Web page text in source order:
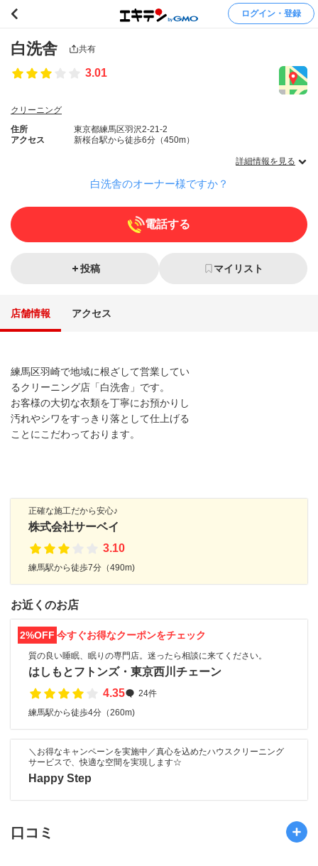
ログイン・登録
白洗舎 共有
3.01
クリーニング
住所
東京都練馬区羽沢2-21-2
アクセス
新桜台駅から徒歩6分（450m）
詳細情報を見る
白洗舎のオーナー様ですか？
電話する
投稿 マイリスト
店舗情報 アクセス
練馬区羽崎で地域に根ざして営業してい
るクリーニング店「白洗舎」です。
お客様の大切な衣類を丁寧にお預かりし
汚れやシワをすっきり落として仕上げる
ことにこだわっております。
正確な施工だから安心♪
株式会社サーベイ
3.10
練馬駅から徒歩7分（490m)
お近くのお店
2%OFF 今すぐお得なクーポンをチェック
質の良い睡眠、眠りの専門店。迷ったら相談に来てください。
はしもとフトンズ・東京西川チェーン
4.35
24件
練馬駅から徒歩4分（260m)
＼お得なキャンペーンを実施中／真心を込めたハウスクリーニング
サービスで、快適な空間を実現します☆
Happy Step
口コミ